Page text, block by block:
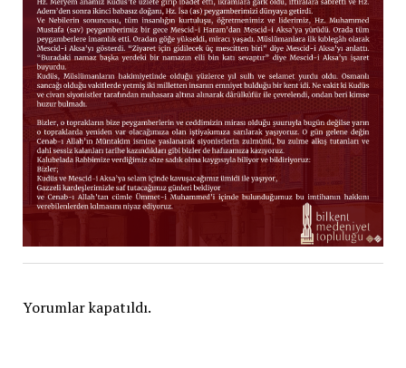
Yorumlar kapatıldı.